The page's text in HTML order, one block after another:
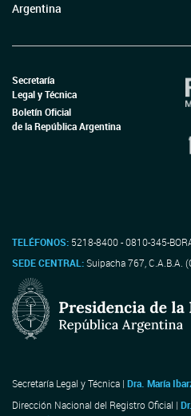
Argentina
Secretaría
Legal y Técnica
Boletín Oficial
de la República Argentina
TELÉFONOS: 5218-8400 - 0810-345-
SEDE CENTRAL:Suipacha 767, C.A.B.A.
Secretaría Legal y Técnica | Dra. María
Dirección Nacional del Registro Oficial |